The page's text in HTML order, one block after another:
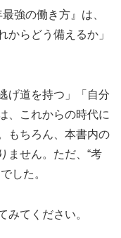
強の働き方』は、
からどう備えるか」
げ道を持つ」「自分
、これからの時代に
もちろん、本書内の
ません。ただ、“考
した。
みてください。